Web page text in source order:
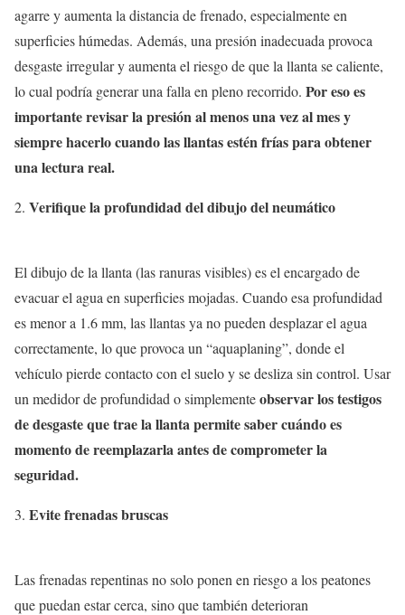
agarre y aumenta la distancia de frenado, especialmente en
superficies húmedas. Además, una presión inadecuada provoca
desgaste irregular y aumenta el riesgo de que la llanta se caliente,
lo cual podría generar una falla en pleno recorrido. Por eso es
importante revisar la presión al menos una vez al mes y
siempre hacerlo cuando las llantas estén frías para obtener
una lectura real.
Verifique la profundidad del dibujo del neumático
El dibujo de la llanta (las ranuras visibles) es el encargado de
evacuar el agua en superficies mojadas. Cuando esa profundidad
es menor a 1.6 mm, las llantas ya no pueden desplazar el agua
correctamente, lo que provoca un “aquaplaning”, donde el
vehículo pierde contacto con el suelo y se desliza sin control. Usar
un medidor de profundidad o simplementeobservar los testigos
dedesgaste que trae la llanta permite saber cuándo es
momento de reemplazarla antes de comprometer la
seguridad.
Evite frenadas bruscas
Las frenadas repentinas no solo ponen en riesgo a los peatones
que puedan estar cerca, sino que también deterioran